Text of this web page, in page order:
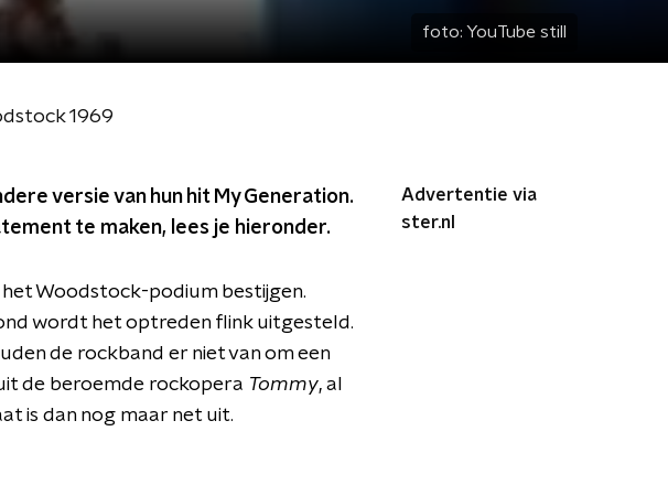
foto: YouTube still
1969
versie van hun hit My Generation.
te maken, lees je hieronder.
het Woodstock-podium bestijgen.
wordt het optreden flink uitgesteld.
de rockband er niet van om een
de beroemde rockopera Tommy, al
is dan nog maar net uit.
Advertentie via
ster.nl